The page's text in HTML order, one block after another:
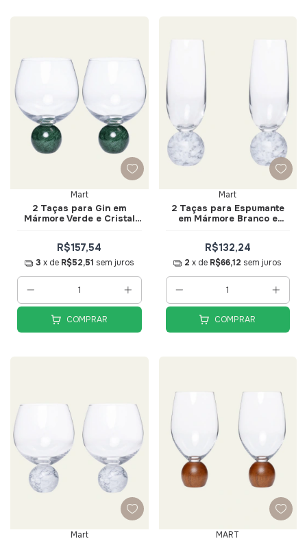
Mart
2 Taças para Gin em
Mármore Verde e Cristal
R$157,54
3 x de R$52,51 sem juros
COMPRAR
Mart
2 Taças para Espumante
em Mármore Branco e
R$132,24
2 x de R$66,12 sem juros
COMPRAR
Mart MART